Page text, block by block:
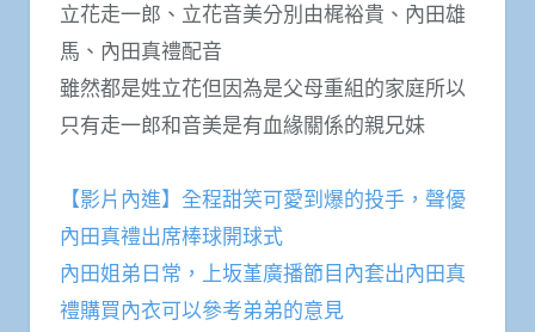
立花走一郎、立花音美分別由梶裕貴、內田雄
馬、內田真禮配音
雖然都是姓立花但因為是父母重組的家庭所以
只有走一郎和音美是有血緣關係的親兄妹
【影片內進】全程甜笑可愛到爆的投手，聲優
內田真禮出席棒球開球式
內田姐弟日常，上坂堇廣播節目內套出內田真
禮購買內衣可以參考弟弟的意見